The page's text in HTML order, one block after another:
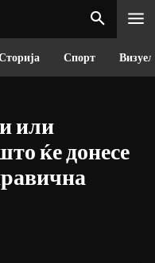
Спорт
или
ќе донесе